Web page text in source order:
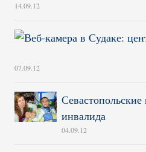
14.09.12
07.09.12
инвалида
04.09.12